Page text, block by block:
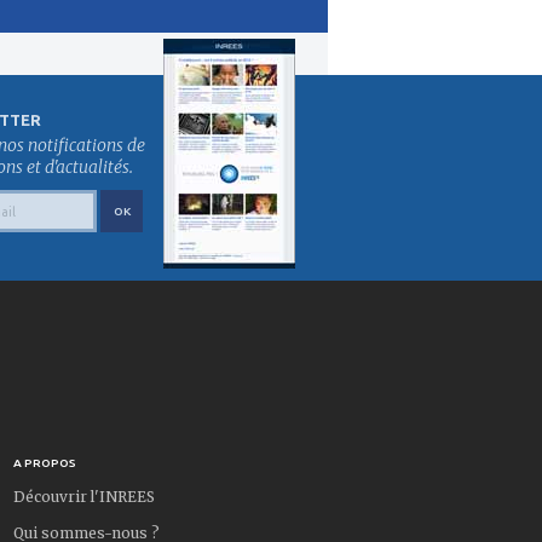
notifications de
et d'actualités.
A PROPOS
Découvrir l'INREES
Qui sommes-nous ?